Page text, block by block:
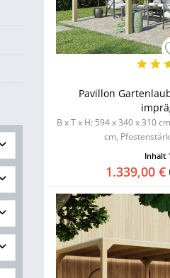
Pavillon
B x T x H: 594 x 340 x 310
cm,
Inhalt
1.339,00 €